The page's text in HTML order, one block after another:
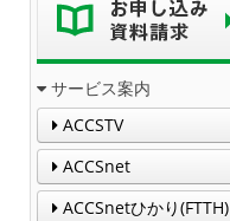
サービス案内
ACCSTV
ACCSnet
ACCSnetひかり(FTTH)